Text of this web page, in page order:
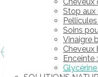
Stop aux
Soins
Vinaigre
Cheveux
Enceinte